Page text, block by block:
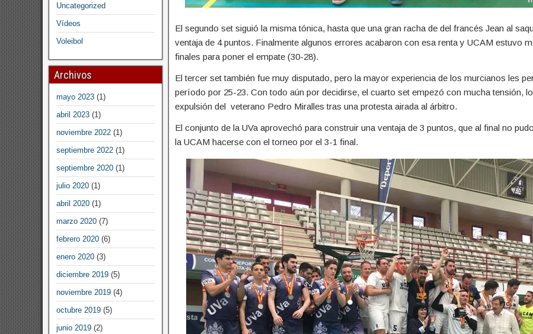
El segundo set siguió la misma tónica, hasta que una gran racha de del francés Jean al
ventaja de 4 puntos. Finalmente algunos errores acabaron con esa renta y UCAM estuvo
finales para poner el empate (30-28).
El tercer set también fue muy disputado, pero la mayor experiencia de los murcianos les
período por 25-23. Con todo aún por decidirse, el cuarto set empezó con mucha tensión,
expulsión del veterano Pedro Miralles tras una protesta airada al árbitro.
El conjunto de la UVa aprovechó para construir una ventaja de 3 puntos, que al final no
la UCAM hacerse con el torneo por el 3-1 final.
Uncategorized
Vídeos
Voleibol
Archivos
mayo 2023 (1)
abril 2023 (1)
noviembre 2022 (1)
septiembre 2022 (1)
septiembre 2020 (1)
julio 2020 (1)
abril 2020 (1)
marzo 2020 (7)
febrero 2020 (6)
enero 2020 (3)
diciembre 2019 (5)
noviembre 2019 (4)
octubre 2019 (5)
junio 2019 (2)